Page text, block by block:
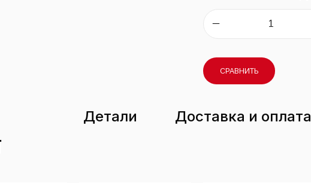
СРАВНИТЬ
Детали Доставка и оплата